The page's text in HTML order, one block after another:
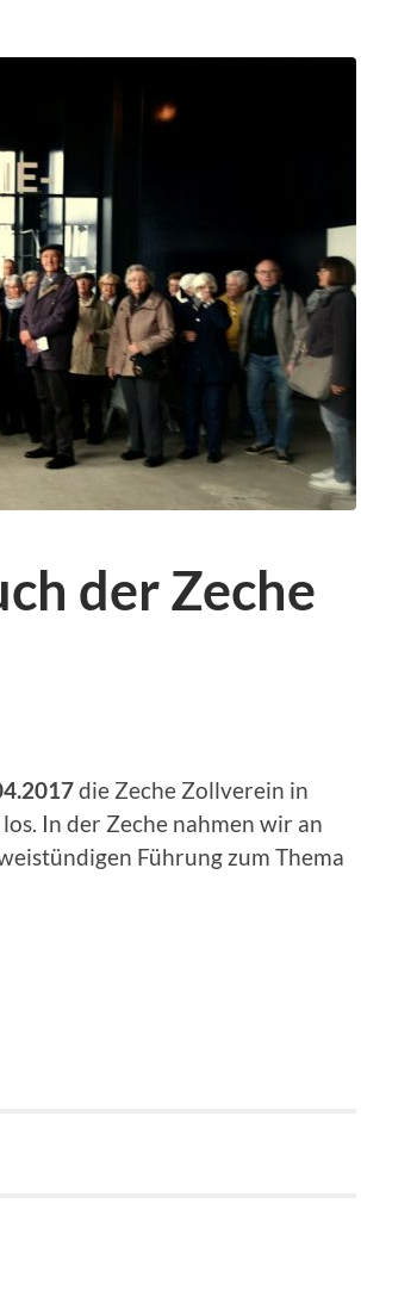
der Zeche
die Zeche Zollverein in
In der Zeche nahmen wir an
Führung zum Thema